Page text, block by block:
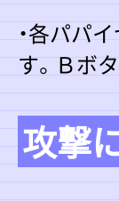
・各パパ
す。Ｂボ
攻撃